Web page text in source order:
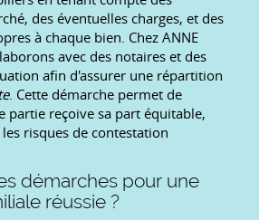
des éventuelles charges, et des
à chaque bien. Chez ANNE
avec des notaires et des
afin d'assurer une répartition
. Cette démarche permet de
partie reçoive sa part équitable,
risques de contestation
démarches pour une
réussie ?